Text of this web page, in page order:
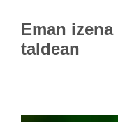
Eman izena
taldean